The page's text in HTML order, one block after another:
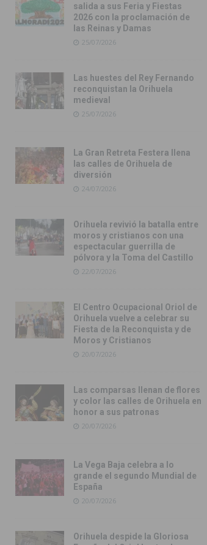
salida a sus Feria y Fiestas
2026 con la proclamación de
las Reinas y Damas
25/07/2026
Las huestes del Rey Fernando
reconquistan la Orihuela
medieval
25/07/2026
La Gran Retreta Festera llena
las calles de Orihuela de
diversión
24/07/2026
Orihuela revivió la batalla entre
moros y cristianos con una
espectacular guerrilla de
pólvora y la Toma del Castillo
22/07/2026
El Centro Ocupacional Oriol de
Orihuela vuelve a celebrar su
Fiesta de la Reconquista y de
Moros y Cristianos
20/07/2026
Las comparsas llenan de flores
y color las calles de Orihuela en
honor a sus patronas
20/07/2026
La Vega Baja celebra a lo
grande el segundo Mundial de
España
20/07/2026
Orihuela despide la Gloriosa